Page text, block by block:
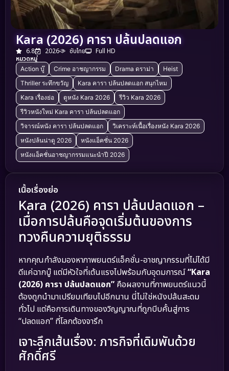
Kara (2026) คารา ปล้นปลดแอก
6.8 2026 ซับไทย
Full HD
หมวดหมู่
Action บู๊ Crime อาชญากรรม Drama ดราม่า
Heist
Thriller ระทึกขวัญ
Kara คารา ปล้นปลดแอก สนุกไหม
Kara เรื่องย่อ
ดูหนัง Kara 2026
รีวิว Kara 2026
รีวิวหนังใหม่ Kara คารา ปล้นปลดแอก
วิจารณ์หนัง คารา ปล้นปลดแอก
วิเคราะห์เนื้อเรื่องหนัง Kara 2026
หนังปล้นน่าดู 2026
หนังแอ็คชั่น 2026
หนังแอ็คชั่นอาชญากรรมแนะนำปี 2026
เนื้อเรื่องย่อ
Kara (2026) คารา ปล้นปลดแอก –
เมื่อการปล้นคือจุดเริ่มต้นของการ
ทวงคืนความยุติธรรม
หากคุณกำลังมองหาภาพยนตร์แอ็คชั่น-อาชญากรรมที่ไม่ได้มี
ดีแค่ฉากบู๊ แต่มีหัวใจที่เต้นแรงไปพร้อมกับอุดมการณ์“Kara
(2026) คารา ปล้นปลดแอก” คือผลงานที่ภาพยนตร์แนวนี้
ต้องถูกนำมาเปรียบเทียบไปอีกนาน นี่ไม่ใช่หนังปล้นสะดม
ทั่วไป แต่คือการเดินทางของวิญญาณที่ถูกบีบคั้นสู่การ
“ปลดแอก” ที่โลกต้องจารึก
เจาะลึกเส้นเรื่อง: ภารกิจที่เดิมพันด้วย
ศักดิ์ศรี